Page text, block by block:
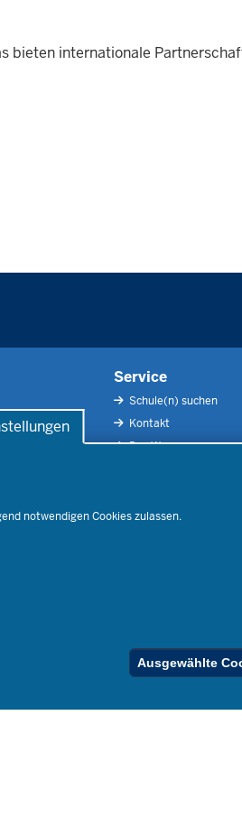
notwendigen Cookies zulassen.
Ausgewählte
bieten internationale
Service
Schule(n) suchen
Kontakt
Der Weg zu uns
RSS-Feed